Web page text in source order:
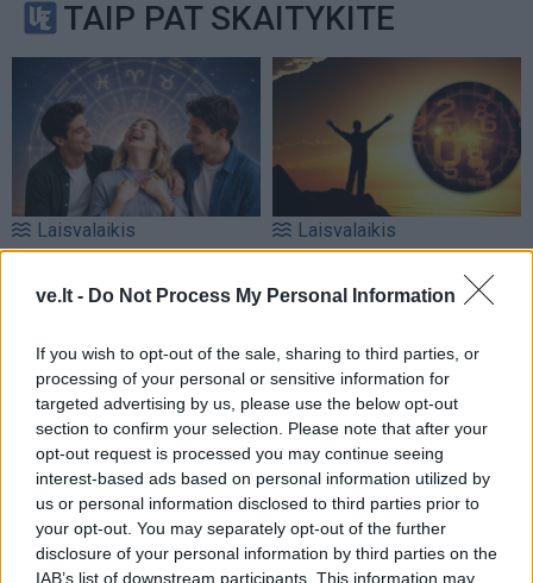
ve.lt - Do Not Process My Personal Information
If you wish to opt-out of the sale, sharing to third parties, or
processing of your personal or sensitive information for
targeted advertising by us, please use the below opt-out
section to confirm your selection. Please note that after your
opt-out request is processed you may continue seeing
interest-based ads based on personal information utilized by
us or personal information disclosed to third parties prior to
your opt-out. You may separately opt-out of the further
disclosure of your personal information by third parties on the
IAB’s list of downstream participants. This information may
TAIP PAT SKAITYKITE
Laisvalaikis
kuriems rugpjūčio 10-ąją
pirmoji dienos pusė
Laisvalaikis
gimusiems – ypatingas
naujas galimybes ir
sėkmę
Laisvalaikis Laisvalaikis